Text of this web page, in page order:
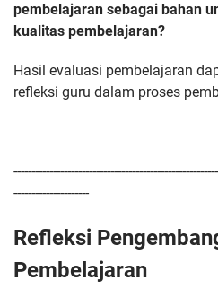
pembelajaran sebagai bahan
kualitas pembelajaran?
Hasil evaluasi pembelajaran
refleksi guru dalam proses
---------------------
Refleksi
Pembelajaran